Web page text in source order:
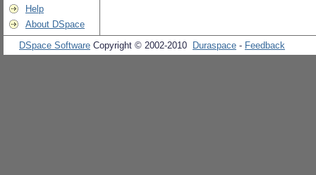
Help
About DSpace
DSpace Software Copyright © 2002-2010 Duraspace - Feedback